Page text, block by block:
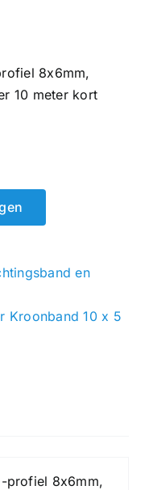
8x6mm,
10 meter kort
en
Kroonband 10 x 5
profiel 8x6mm,